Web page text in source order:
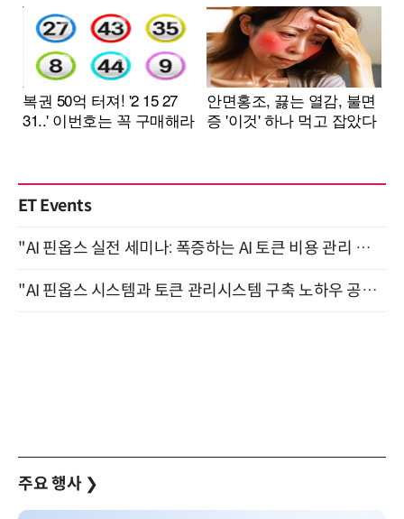
ET Events
"AI 핀옵스 실전 세미나: 폭증하는 AI 토큰 비용 관리 전략" 8월 21일 개최
"AI 핀옵스 시스템과 토큰 관리시스템 구축 노하우 공개" 잠실 한국광고문화회관 2층 대회의실 (8/21)
주요 행사 ❯